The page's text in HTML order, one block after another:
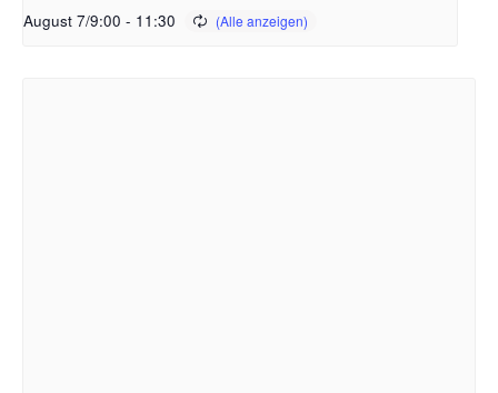
August 7/9:00 - 11:30